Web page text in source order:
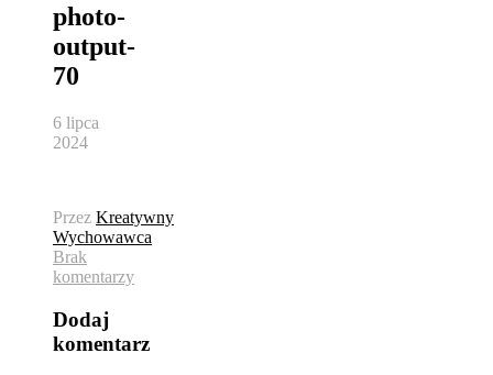
photo-
output-
70
6 lipca
2024
Przez Kreatywny
Wychowawca
Brak
komentarzy
Dodaj
komentarz